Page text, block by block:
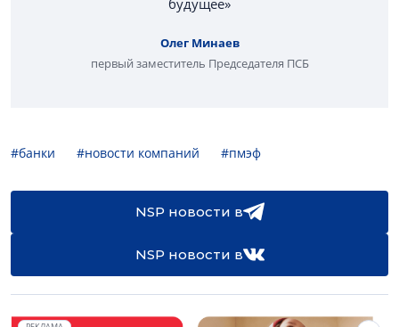
будущее»
Олег Минаев
первый заместитель Председателя ПСБ
#банки #новости компаний #пмэф
NSP новости в
NSP новости в